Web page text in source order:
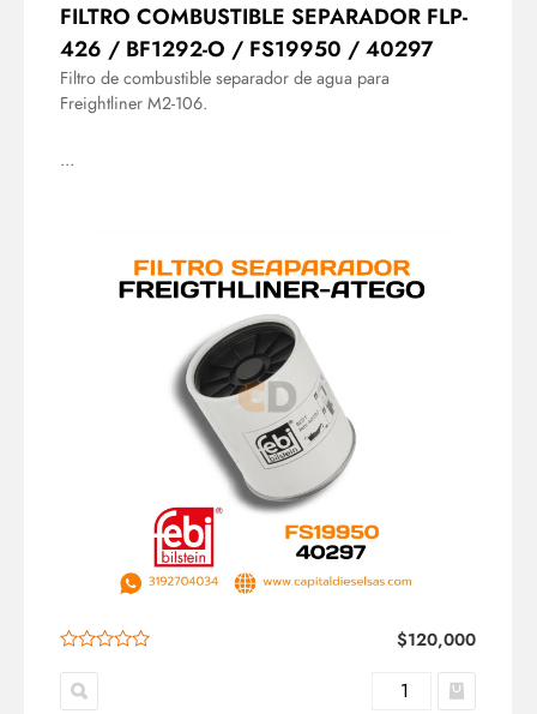
FILTRO COMBUSTIBLE SEPARADOR FLP-
426 / BF1292-O / FS19950 / 40297
Filtro de combustible separador de agua para
Freightliner M2-106.
...
$120,000